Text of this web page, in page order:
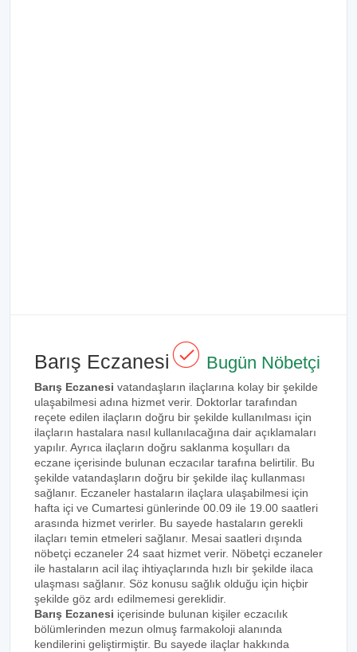
Barış Eczanesi Bugün Nöbetçi
Barış Eczanesi vatandaşların ilaçlarına kolay bir şekilde
ulaşabilmesi adına hizmet verir. Doktorlar tarafından
reçete edilen ilaçların doğru bir şekilde kullanılması için
ilaçların hastalara nasıl kullanılacağına dair açıklamaları
yapılır. Ayrıca ilaçların doğru saklanma koşulları da
eczane içerisinde bulunan eczacılar tarafına belirtilir. Bu
şekilde vatandaşların doğru bir şekilde ilaç kullanması
sağlanır. Eczaneler hastaların ilaçlara ulaşabilmesi için
hafta içi ve Cumartesi günlerinde 00.09 ile 19.00 saatleri
arasında hizmet verirler. Bu sayede hastaların gerekli
ilaçları temin etmeleri sağlanır. Mesai saatleri dışında
nöbetçi eczaneler 24 saat hizmet verir. Nöbetçi eczaneler
ile hastaların acil ilaç ihtiyaçlarında hızlı bir şekilde ilaca
ulaşması sağlanır. Söz konusu sağlık olduğu için hiçbir
şekilde göz ardı edilmemesi gereklidir.
Barış Eczanesi içerisinde bulunan kişiler eczacılık
bölümlerinden mezun olmuş farmakoloji alanında
kendilerini geliştirmiştir. Bu sayede ilaçlar hakkında